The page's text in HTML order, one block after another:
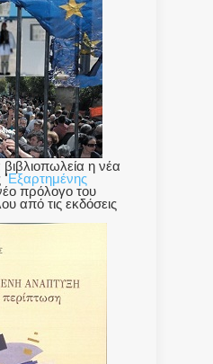
η νέα
"Εξαρτημένης
πρόλογο του
από τις εκδόσεις